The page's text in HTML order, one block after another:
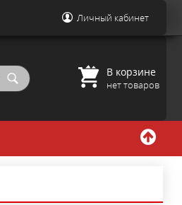
Личный кабинет
В корзине
нет товаров